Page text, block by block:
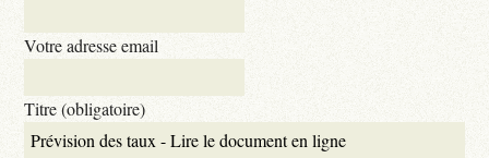
Votre adresse email
Titre (obligatoire)